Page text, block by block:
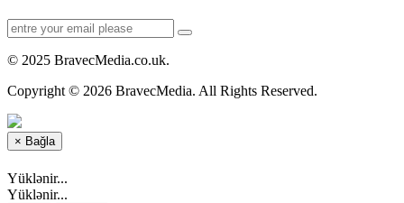
© 2025 BravecMedia.co.uk.
Copyright © 2026 BravecMedia. All Rights Reserved.
× Bağla
Yüklənir...
Yüklənir...